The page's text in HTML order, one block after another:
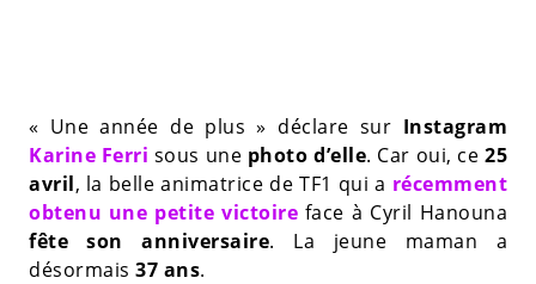
« Une année de plus » déclare sur Instagram
Karine Ferri sous une photo d’elle. Car oui, ce25
avril, la belle animatrice de TF1 qui a récemment
obtenu une petite victoire face à Cyril Hanouna
fête son anniversaire. La jeune maman a
désormais 37 ans.